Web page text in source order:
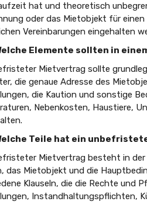
hat und theoretisch
oder das Mietobjekt für
Vereinbarungen eingehalten
Elemente sollten in
Mietvertrag sollte
die genaue Adresse des
die Kaution und sonstige
Nebenkosten, Haustiere,
Teile hat ein
Mietvertrag besteht in der
das Mietobjekt und die
Klauseln, die die Rechte und
Instandhaltungspflichten,